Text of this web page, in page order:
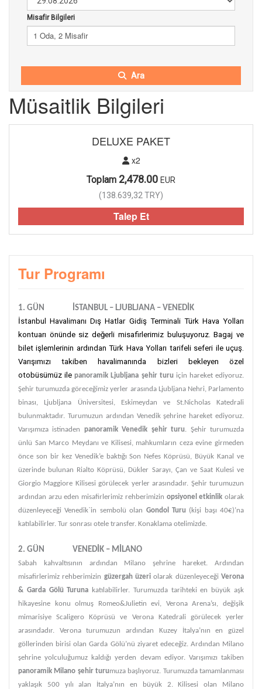
Misafir Bilgileri
1 Oda, 2 Misafir
Ara
Müsaitlik Bilgileri
DELUXE PAKET
x2
Toplam 2,478.00 EUR
(138.639,32 TRY)
Talep Et
Tur Programı
1. GÜN İSTANBUL – LJUBLJANA – VENEDİK
İstanbul Havalimanı Dış Hatlar Gidiş Terminali Türk Hava Yolları
kontuarı önünde siz değerli misafirlerimiz buluşuyoruz. Bagaj ve
bilet işlemlerinin ardından Türk Hava Yolları tarifeli seferi ile uçuş.
Varışımızı takiben havalimanında bizleri bekleyen özel
otobüsümüz ilepanoramik Ljubljana şehir turu için hareket ediyoruz.
Şehir turumuzda göreceğimiz yerler arasında Ljubljana Nehri, Parlamento
binası, Ljubljana Üniversitesi, Eskimeydan ve St.Nicholas Katedrali
bulunmaktadır. Turumuzun ardından Venedik şehrine hareket ediyoruz.
Varışımıza istinaden panoramik Venedik şehir turu. Şehir turumuzda
ünlü San Marco Meydanı ve Kilisesi, mahkumların ceza evine girmeden
önce son bir kez Venedik’e baktığı Son Nefes Köprüsü, Büyük Kanal ve
üzerinde bulunan Rialto Köprüsü, Dükler Sarayı, Çan ve Saat Kulesi ve
Giorgio Maggiore Kilisesi görülecek yerler arasındadır. Şehir turumuzun
ardından arzu eden misafirlerimiz rehberimizin opsiyonel etkinlik olarak
düzenleyeceği Venedik`in sembolü olan Gondol Turu(kişi başı 40€)’na
katılabilirler. Tur sonrası otele transfer. Konaklama otelimizde.
2. GÜN VENEDİK – MİLANO
Sabah kahvaltısının ardından Milano şehrine hareket. Ardından
misafirlerimiz rehberimizin güzergah üzeriolarak düzenleyeceğiVerona
& Garda Gölü Turuna katılabilirler. Turumuzda tarihteki en büyük aşk
hikayesine konu olmuş Romeo&Julietin evi, Verona Arena’sı, değişik
mimarisiye Scaligero Köprüsü ve Verona Katedrali görülecek yerler
arasındadır. Verona turumuzun ardından Kuzey İtalya’nın en güzel
göllerinden birisi olan Garda Gölü’nü ziyaret edeceğiz. Ardından Milano
şehrine yolculuğumuz kaldığı yerden devam ediyor. Varışımızı takiben
panoramik Milano şehir turumuza başlıyoruz. Turumuzda tamamlanması
yaklaşık 500 yılı alan İtalya’nın en büyük 2. Kilisesi olan Milano